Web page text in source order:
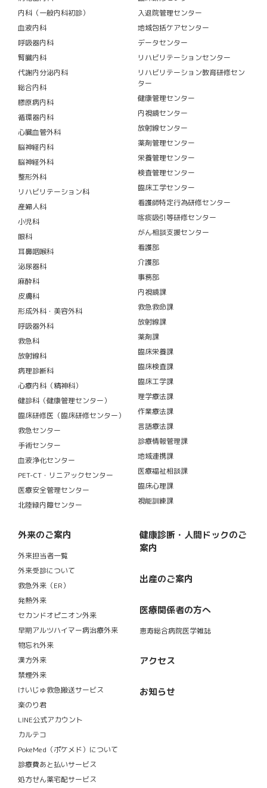
内科（一般内科初診）
血液内科
呼吸器内科
腎臓内科
代謝内分泌内科
総合内科
膠原病内科
循環器内科
心臓血管外科
脳神経内科
脳神経外科
整形外科
リハビリテーション科
産婦人科
小児科
眼科
耳鼻咽喉科
泌尿器科
麻酔科
皮膚科
形成外科・美容外科
呼吸器外科
救急科
放射線科
病理診断科
心療内科（精神科）
健診科（健康管理センター）
臨床研修医（臨床研修センター）
救急センター
手術センター
血液浄化センター
PET-CT・リニアックセンター
医療安全管理センター
北陸緑内障センター
入退院管理センター
地域包括ケアセンター
データセンター
リハビリテーションセンター
リハビリテーション教育研修セン
ター
健康管理センター
内視鏡センター
放射線センター
薬剤管理センター
栄養管理センター
検査管理センター
臨床工学センター
看護師特定行為研修センター
喀痰吸引等研修センター
がん相談支援センター
看護部
介護部
事務部
内視鏡課
救急救命課
放射線課
薬剤課
臨床栄養課
臨床検査課
臨床工学課
理学療法課
作業療法課
言語療法課
診療情報管理課
地域連携課
医療福祉相談課
臨床心理課
視能訓練課
外来のご案内
外来担当者一覧
外来受診について
救急外来（ER）
発熱外来
セカンドオピニオン外来
早期アルツハイマー病治療外来
物忘れ外来
漢方外来
禁煙外来
けいじゅ救急搬送サービス
楽のり君
LINE公式アカウント
カルテコ
PokeMed（ポケメド）について
診療費あと払いサービス
処方せん薬宅配サービス
健康診断・人間ドックのご
案内
出産のご案内
医療関係者の方へ
恵寿総合病院医学雑誌
アクセス
お知らせ